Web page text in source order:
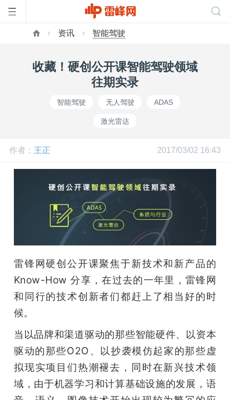
网
课
活
中
心
资讯 智能驾驶
收藏！硬创公开课智能驾驶领域
往期实录
智能驾驶 无人驾驶 ADAS
激光雷达
作者： 王正 2017/03/02 16:43
雷锋网硬创公开课聚焦于新技术和新产品的
Know-How 分享，在过去的一年里，雷锋网
和同行的技术创新者们都赶上了相当好的时
候。
当以品牌和渠道驱动的那些智能硬件、以资本
驱动的那些O2O、以抄袭模仿起家的那些虚
拟现实项目们热潮褪去，同时在新兴技术领
域，由于机器学习和计算基础设施的发展，语